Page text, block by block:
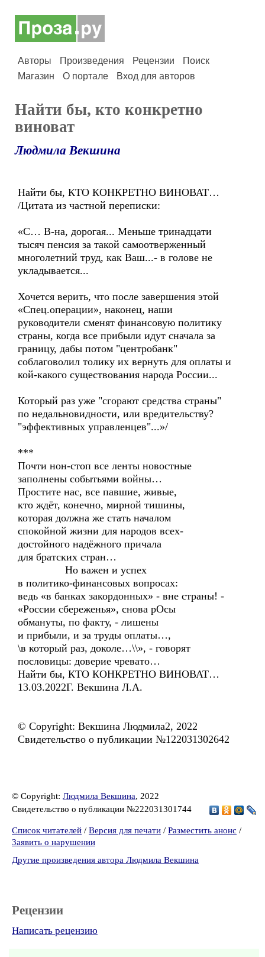
Авторы Произведения Рецензии
Поиск
Магазин
О портале Вход для авторов
Найти бы, кто конкретно
виноват
Людмила Векшина
Найти бы, КТО КОНКРЕТНО ВИНОВАТ…
/Цитата из частной переписки:
«С… В-на, дорогая... Меньше тринадцати
тысяч пенсия за такой самоотверженный
многолетний труд, как Ваш...- в голове не
укладывается...
Хочется верить, что после завершения этой
«Спец.операции», наконец, наши
руководители сменят финансовую политику
страны, когда все прибыли идут сначала за
границу, дабы потом "центробанк"
соблаговолил толику их вернуть для оплаты и
кой-какого существования народа России...
Который раз уже "сгорают средства страны"
по недальновидности, или вредительству?
"эффективных управленцев"...»/
***
Почти нон-стоп все ленты новостные
заполнены событьями войны…
Простите нас, все павшие, живые,
кто ждёт, конечно, мирной тишины,
которая должна же стать началом
спокойной жизни для народов всех-
достойного надёжного причала
для братских стран…
Но важен и успех
в политико-финансовых вопросах:
ведь «в банках закордонных» - вне страны! -
«России сбереженья», снова рОсы
обмануты, по факту, - лишены
и прибыли, и за труды оплаты…,
\в который раз, доколе…\\», - говорят
пословицы: доверие чревато…
Найти бы, КТО КОНКРЕТНО ВИНОВАТ…
13.03.2022Г. Векшина Л.А.
© Copyright: Векшина Людмила2, 2022
Свидетельство о публикации №122031302642
© Copyright: Людмила Векшина, 2022
Свидетельство о публикации №222031301744
Список читателей / Версия для печати / Разместить анонс /
Заявить о нарушении
Другие произведения автора Людмила Векшина
Рецензии
Написать рецензию